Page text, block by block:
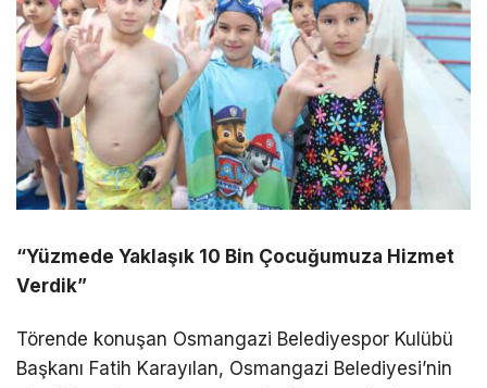
“Yüzmede Yaklaşık 10 Bin Çocuğumuza Hizmet
Verdik”
Törende konuşan Osmangazi Belediyespor Kulübü
Başkanı Fatih Karayılan, Osmangazi Belediyesi’nin